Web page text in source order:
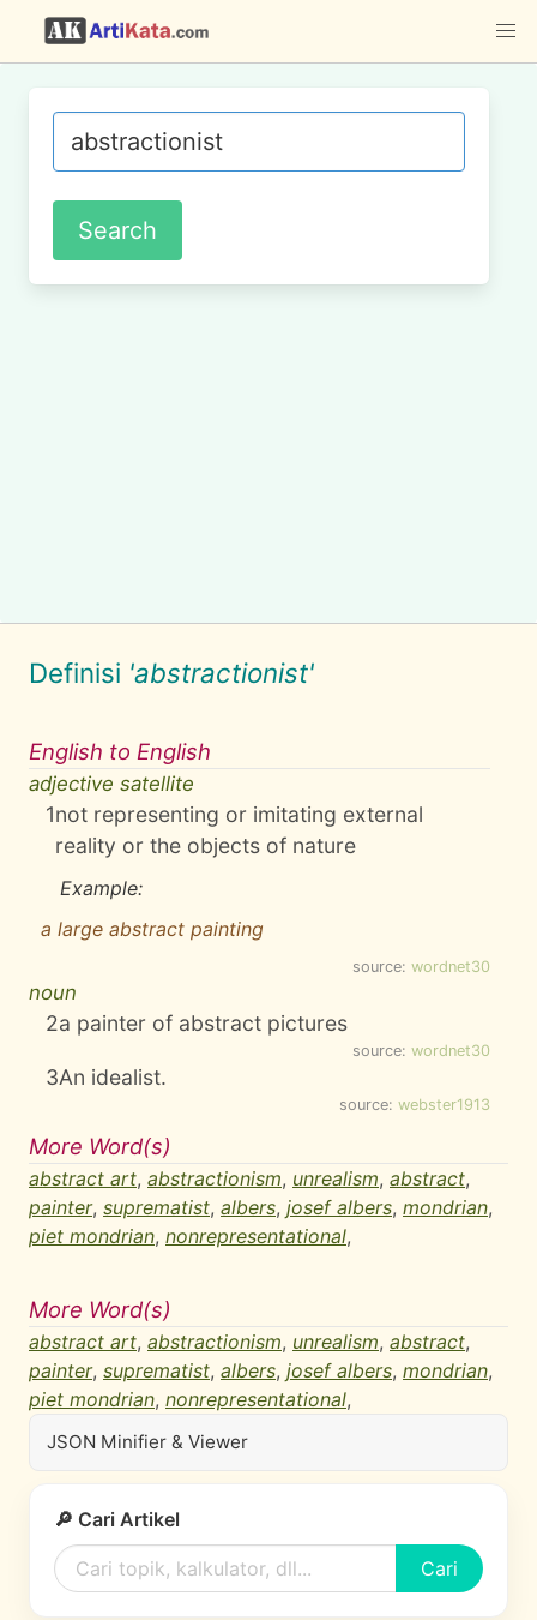
Definisi 'abstractionist'
English to English
adjective satellite
1not representing or imitating external
reality or the objects of nature
Example:
a large abstract painting
source: wordnet30
noun
2a painter of abstract pictures
source: wordnet30
3An idealist.
source: webster1913
More Word(s)
abstract art, abstractionism, unrealism, abstract,
painter, suprematist, albers, josef albers, mondrian,
piet mondrian, nonrepresentational,
More Word(s)
abstract art, abstractionism, unrealism, abstract,
painter, suprematist, albers, josef albers, mondrian,
piet mondrian, nonrepresentational,
JSON Minifier & Viewer
🔎 Cari Artikel
Cari